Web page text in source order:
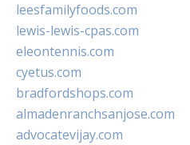
leesfamilyfoods.com
lewis-lewis-cpas.com
eleontennis.com
cyetus.com
bradfordshops.com
almadenranchsanjose.com
advocatevijay.com